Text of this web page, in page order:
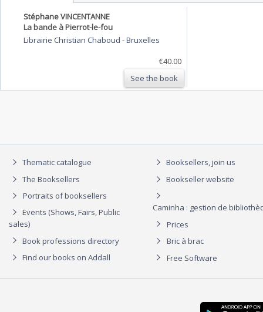
Stéphane VINCENTANNE
La bande à Pierrot-le-fou
Librairie Christian Chaboud -Bruxelles
€40.00
See the book
Thematic catalogue
The Booksellers
Portraits of booksellers
Events (Shows, Fairs, Public
sales)
Book professions directory
Find our books on Addall
Booksellers, join us
Bookseller website
Caminha : gestion de
Prices
Bric à brac
Free Software